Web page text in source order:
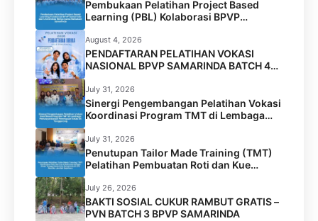
Pembukaan Pelatihan Project Based
Learning (PBL) Kolaborasi BPVP
Samarinda dan Universitas Widya Gama
Mahakam Samarinda
August 4, 2026
PENDAFTARAN PELATIHAN VOKASI
NASIONAL BPVP SAMARINDA BATCH 4
RESMI DIBUKA!
July 31, 2026
Sinergi Pengembangan Pelatihan Vokasi
Koordinasi Program TMT di Lembaga
Permasyarakatan Perempuan Kelas IIA
Tenggarong
July 31, 2026
Penutupan Tailor Made Training (TMT)
Pelatihan Pembuatan Roti dan Kue
Kolaborasi BPVP Samarinda dengan
Disnaker Kota Samarinda di LPK Mustika
Jamilah Sejahtera
July 26, 2026
BAKTI SOSIAL CUKUR RAMBUT GRATIS –
PVN BATCH 3 BPVP SAMARINDA